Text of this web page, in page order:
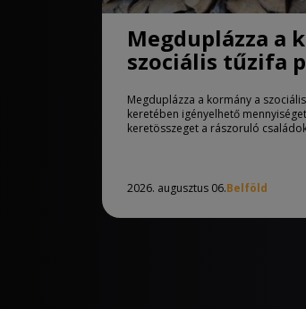
Megduplázza a
szociális tűzifa
keretében
mennyiséget
Megduplázza a kormány a
keretében igényelhető
keretösszeget a rászoruló
2026. augusztus 06.Belföld